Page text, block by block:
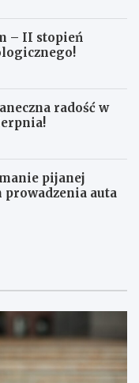
– II stopień
radość w
pijanej
prowadzenia auta